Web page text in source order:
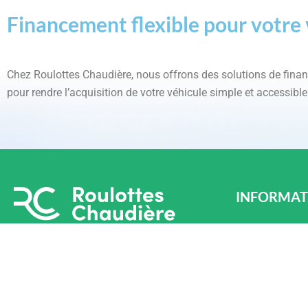
Financement flexible pour
Chez Roulottes Chaudière, nous offrons des solutions de
pour rendre l’acquisition de votre véhicule simple et